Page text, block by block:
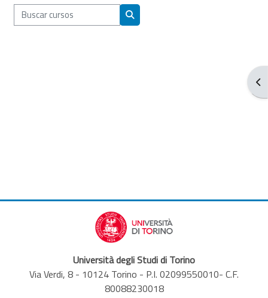
Buscar cursos
Buscar cursos
Università degli Studi di Torino
Via Verdi, 8 - 10124 Torino - P.I. 02099550010- C.F.
80088230018